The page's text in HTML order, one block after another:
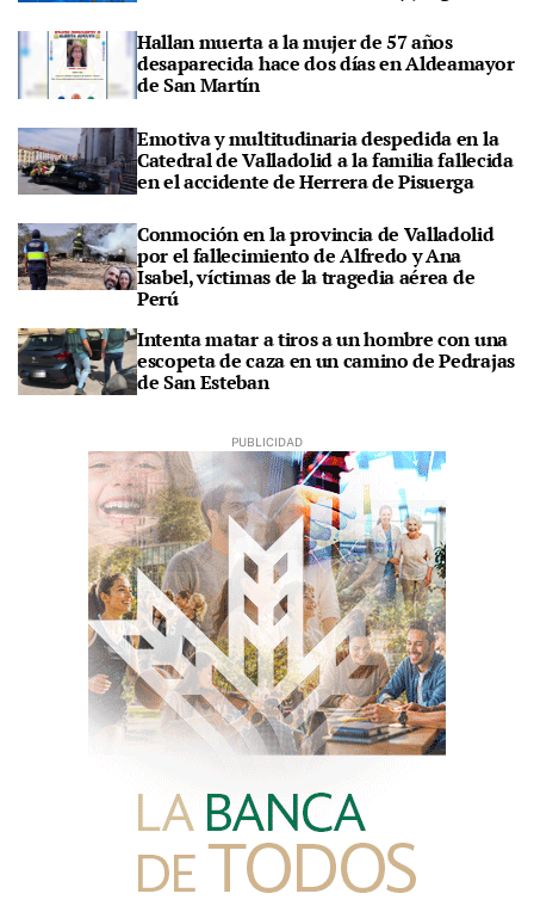
Hallan muerta a la mujer de 57 años
desaparecida hace dos días en Aldeamayor
de San Martín
Emotiva y multitudinaria despedida en la
Catedral de Valladolid a la familia fallecida
en el accidente de Herrera de Pisuerga
Conmoción en la provincia de Valladolid
por el fallecimiento de Alfredo y Ana
Isabel, víctimas de la tragedia aérea de
Perú
Intenta matar a tiros a un hombre con una
escopeta de caza en un camino de Pedrajas
de San Esteban